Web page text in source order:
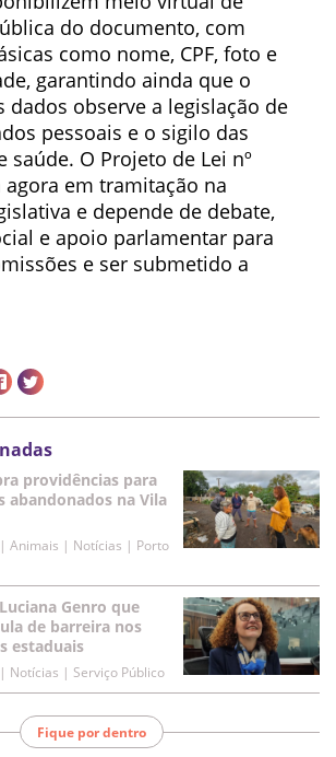
do documento, com
como nome, CPF, foto e
garantindo ainda que o
dados observe a legislação de
pessoais e o sigilo das
saúde. O Projeto de Lei nº
agora em tramitação na
e depende de debate,
e apoio parlamentar para
e ser submetido a
providências para
abandonados na Vila
| Animais | Notícias | Porto
Genro que
de barreira nos
estaduais
| Notícias | Serviço Público
Fique por dentro